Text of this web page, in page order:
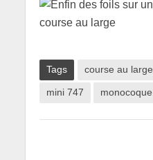
Tags course au large
mini 747 monocoque